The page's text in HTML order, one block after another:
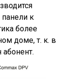
к
более
доме, т. к. в
абонент.